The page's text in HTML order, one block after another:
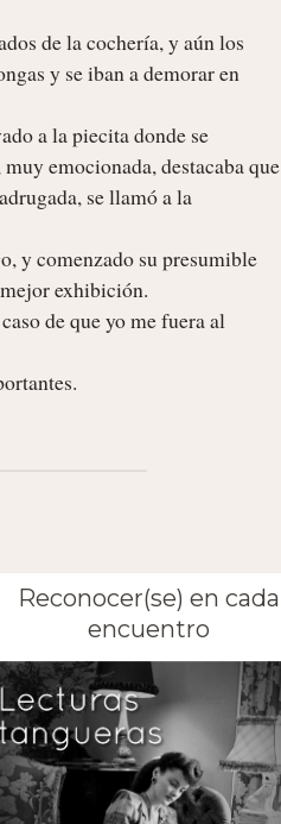
de la cochería, y aún los
y se iban a demorar en
a la piecita donde se
emocionada, destacaba que
se llamó a la
y comenzado su presumible
exhibición.
de que yo me fuera al
Reconocer(se) en cada
encuentro